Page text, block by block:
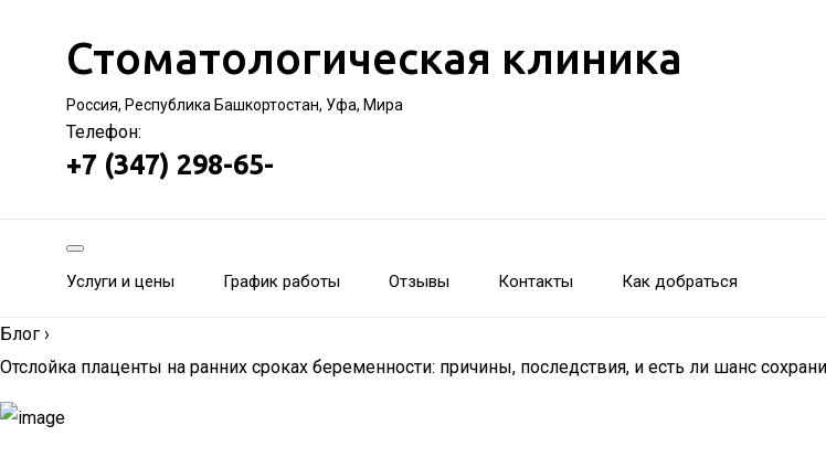
Стоматологическая клиника
Россия, Республика Башкортостан, Уфа, Мира
Телефон:
+7 (347) 298-65-
Услуги и цены График работы Отзывы Контакты Как добраться
Блог ›
Отслойка плаценты на ранних сроках беременности: причины, последствия, и есть ли шанс